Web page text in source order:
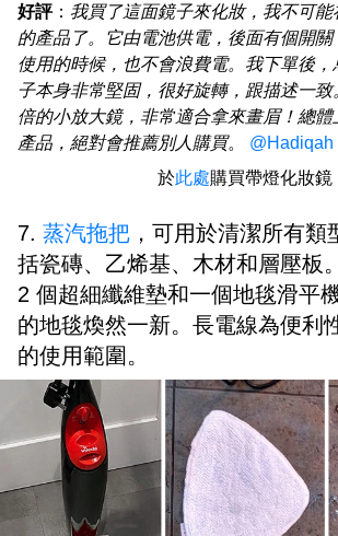
好評： 我買了這面鏡子來化妝，我不可
的產品了。它由電池供電，後面有個開
使用的時候，也不會浪費電。我下單後
子本身非常堅固，很好旋轉，跟描述一
倍的小放大鏡，非常適合拿來畫眉！總
產品，絕對會推薦別人購買。 @Hadiqah
於此處購買帶燈化妝鏡
7. 蒸汽拖把 ，可用於清潔所有類
括瓷磚、乙烯基、木材和層壓板
2 個超細纖維墊和一個地毯滑平
的地毯煥然一新。長電線為便利
的使用範圍。